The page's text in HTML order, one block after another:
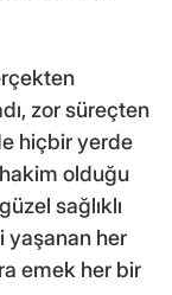
zor süreçten
hiçbir yerde
hakim olduğu
sağlıklı
yaşanan her
emek her bir